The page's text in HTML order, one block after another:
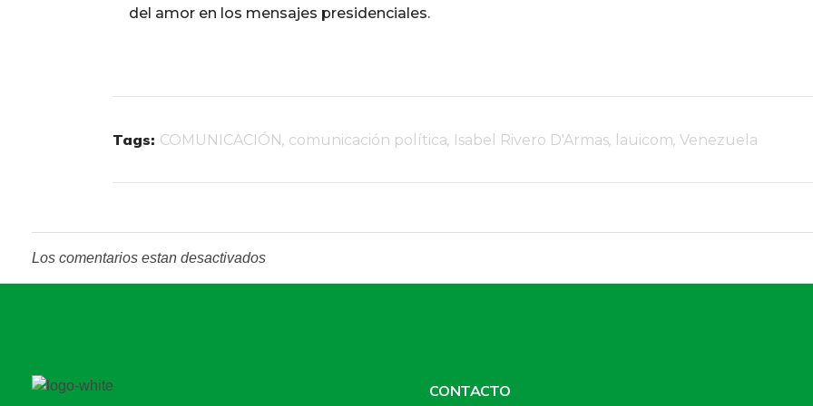
del amor en los mensajes presidenciales.
Tags: COMUNICACIÓN, comunicación política, Isabel Rivero D'Armas, lauicom,Venezuela
Los comentarios estan desactivados
CONTACTO